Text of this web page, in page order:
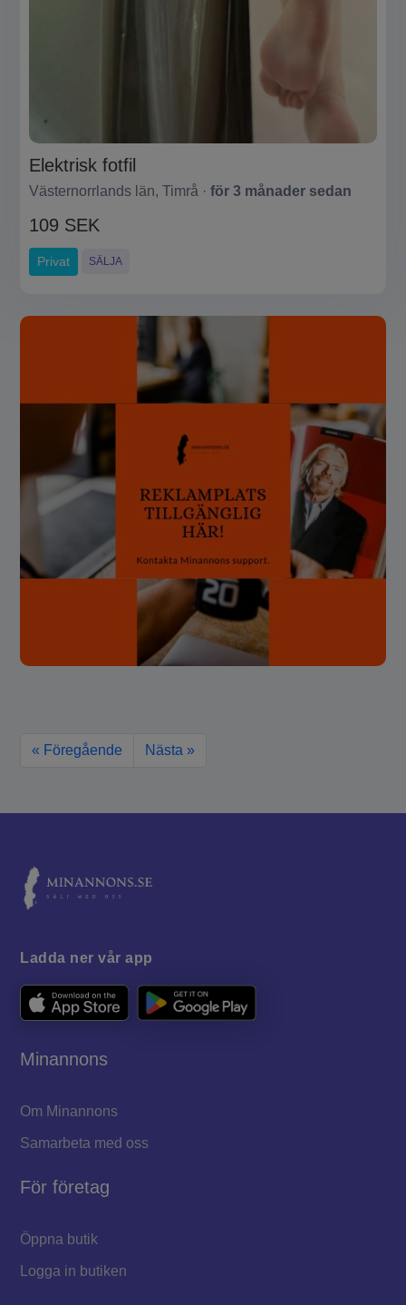
Elektrisk fotfil
Västernorrlands län, Timrå · för 3 månader sedan
109 SEK
Privat SÄLJA
« Föregående Nästa »
Ladda ner vår app
Minannons
Om Minannons
Samarbeta med oss
För företag
Öppna butik
Logga in butiken